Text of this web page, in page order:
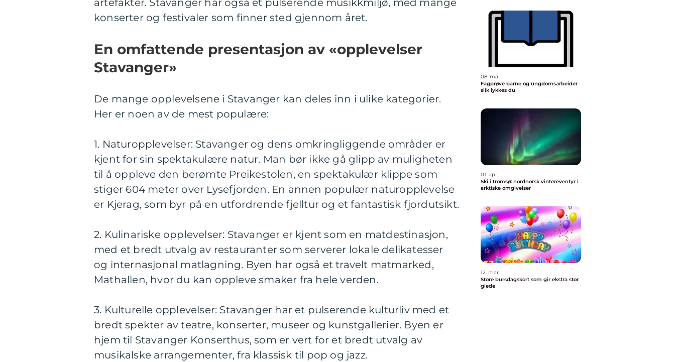
artefakter. Stavanger har også et pulserende musikkmiljø, med mange
konserter og festivaler som finner sted gjennom året.
En omfattende presentasjon av «opplevelser
Stavanger»
De mange opplevelsene i Stavanger kan deles inn i ulike kategorier.
Her er noen av de mest populære:
1. Naturopplevelser: Stavanger og dens omkringliggende områder er
kjent for sin spektakulære natur. Man bør ikke gå glipp av muligheten
til å oppleve den berømte Preikestolen, en spektakulær klippe som
stiger 604 meter over Lysefjorden. En annen populær naturopplevelse
er Kjerag, som byr på en utfordrende fjelltur og et fantastisk fjordutsikt.
2. Kulinariske opplevelser: Stavanger er kjent som en matdestinasjon,
med et bredt utvalg av restauranter som serverer lokale delikatesser
og internasjonal matlagning. Byen har også et travelt matmarked,
Mathallen, hvor du kan oppleve smaker fra hele verden.
3. Kulturelle opplevelser: Stavanger har et pulserende kulturliv med et
bredt spekter av teatre, konserter, museer og kunstgallerier. Byen er
hjem til Stavanger Konserthus, som er vert for et bredt utvalg av
musikalske arrangementer, fra klassisk til pop og jazz.
08. mai
Fagprøve barne og ungdomsarbeider
slik lykkes du
01. apr
Ski i tromsø: nordnorsk vintereventyr i
arktiske omgivelser
12. mar
Store bursdagskort som gir ekstra stor
glede